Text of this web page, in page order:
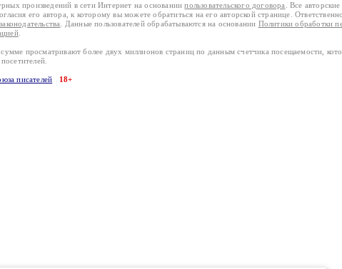
произведений в сети Интернет на основаниипользовательского договора
. Все
его автора, к которому вы можете обратиться на его авторской странице.
. Данные пользователей обрабатываются на основании Политики обработки
.
просматривают более двух миллионов страниц по данным счетчика посещаемости,
писателей 18+